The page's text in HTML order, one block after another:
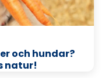
och hundar?
natur!